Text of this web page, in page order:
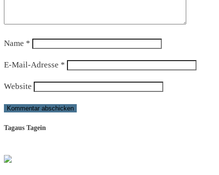
Name *
E-Mail-Adresse *
Website
Tagaus Tagein